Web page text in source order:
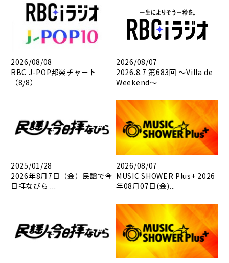
2026/08/08
RBC J-POP邦楽チャート
（8/8）
2026/08/07
2026.8.7 第683回 ～Villa de
Weekend～
2025/01/28
2026年8月7日（金）民謡で今
日拝なびら ...
2026/08/07
MUSIC SHOWER Plus+ 2026
年08月07日(金)...